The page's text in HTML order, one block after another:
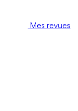
Mes revues